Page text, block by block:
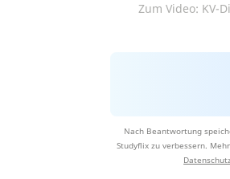
Zum Video: KV-
Nach Beantwortung
Studyflix zu verbessern.